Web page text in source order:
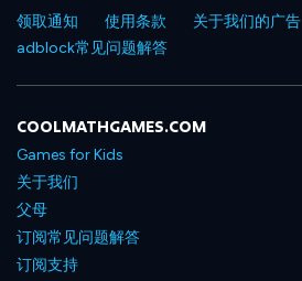
领取通知
使用条款
关于我们的广告
adblock常见问题解答
COOLMATHGAMES.COM
Games for Kids
关于我们
父母
订阅常见问题解答
订阅支持